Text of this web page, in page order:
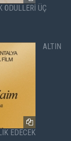
ÖDÜLLERİ ÜÇ
ALTIN
EDECEK